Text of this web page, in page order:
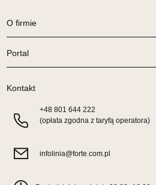
Godziny otwarcia
Pn-Pt: 10:00-18:00, Sb: 10:00-
Salon meblowy
O firmie
Portal
Kontakt
+48 801 644 222
(opłata zgodna z taryfą operatora)
infolinia@forte.com.pl